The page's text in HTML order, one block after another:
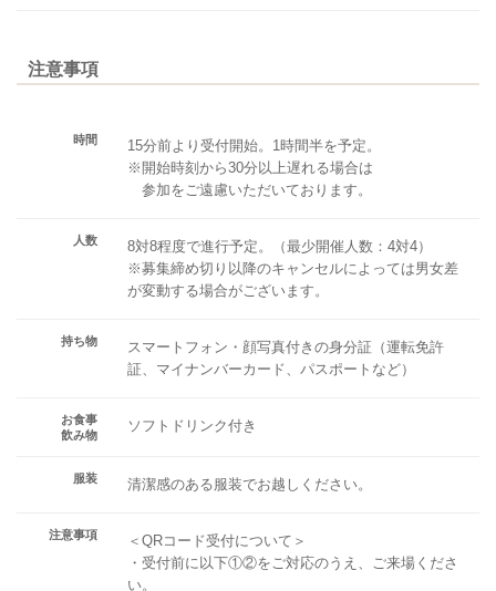
注意事項
時間
15分前より受付開始。1時間半を予定。
※開始時刻から30分以上遅れる場合は
参加をご遠慮いただいております。
人数
8対8程度で進行予定。（最少開催人数：4対4）
※募集締め切り以降のキャンセルによっては男女差
が変動する場合がございます。
持ち物
スマートフォン・顔写真付きの身分証（運転免許
証、マイナンバーカード、パスポートなど）
お食事
飲み物
ソフトドリンク付き
服装 清潔感のある服装でお越しください。
注意事項
＜QRコード受付について＞
・受付前に以下①②をご対応のうえ、ご来場くださ
い。